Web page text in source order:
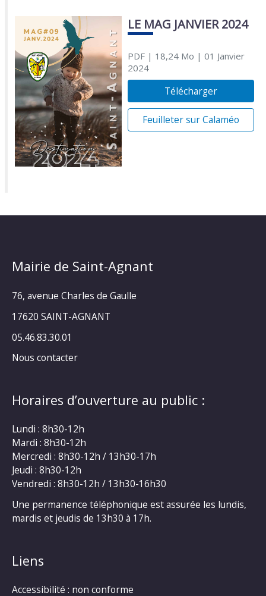
LE MAG JANVIER 2024
PDF| 18,24 Mo | 01 Janvier
2024
Télécharger
Feuilleter sur Calaméo
Mairie de Saint-Agnant
76, avenue Charles de Gaulle
17620 SAINT-AGNANT
05.46.83.30.01
Nous contacter
Horaires d’ouverture au public :
Lundi : 8h30-12h
Mardi : 8h30-12h
Mercredi : 8h30-12h / 13h30-17h
Jeudi : 8h30-12h
Vendredi : 8h30-12h / 13h30-16h30
Une permanence téléphonique est assurée les lundis,
mardis et jeudis de 13h30 à 17h.
Liens
Accessibilité : non conforme